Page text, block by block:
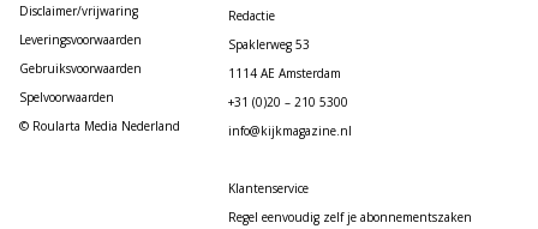
Disclaimer/vrijwaring
Leveringsvoorwaarden
Gebruiksvoorwaarden
Spelvoorwaarden
© Roularta Media Nederland
Redactie
Spaklerweg 53
1114 AE Amsterdam
+31 (0)20 – 210 5300
info@kijkmagazine.nl
Klantenservice
Regel eenvoudig zelf je abonnementszaken